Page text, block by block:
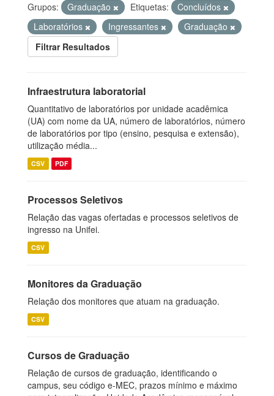
Grupos: Graduação Etiquetas:
Concluídos
Laboratórios
Ingressantes
Graduação
Filtrar Resultados
Infraestrutura laboratorial
Quantitativo de laboratórios por unidade acadêmica
(UA) com nome da UA, número de laboratórios, número
de laboratórios por tipo (ensino, pesquisa e extensão),
utilização média...
CSV PDF
Processos Seletivos
Relação das vagas ofertadas e processos seletivos de
ingresso na Unifei.
CSV
Monitores da Graduação
Relação dos monitores que atuam na graduação.
CSV
Cursos de Graduação
Relação de cursos de graduação, identificando o
campus, seu código e-MEC, prazos mínimo e máximo